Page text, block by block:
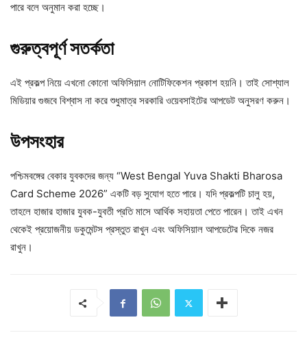
পারে বলে অনুমান করা হচ্ছে।
গুরুত্বপূর্ণ সতর্কতা
এই প্রকল্প নিয়ে এখনো কোনো অফিসিয়াল নোটিফিকেশন প্রকাশ হয়নি। তাই সোশ্যাল
মিডিয়ার গুজবে বিশ্বাস না করে শুধুমাত্র সরকারি ওয়েবসাইটের আপডেট অনুসরণ করুন।
উপসংহার
পশ্চিমবঙ্গের বেকার যুবকদের জন্য “West Bengal Yuva Shakti Bharosa
Card Scheme 2026” একটি বড় সুযোগ হতে পারে। যদি প্রকল্পটি চালু হয়,
তাহলে হাজার হাজার যুবক-যুবতী প্রতি মাসে আর্থিক সহায়তা পেতে পারেন। তাই এখন
থেকেই প্রয়োজনীয় ডকুমেন্টস প্রস্তুত রাখুন এবং অফিসিয়াল আপডেটের দিকে নজর
রাখুন।